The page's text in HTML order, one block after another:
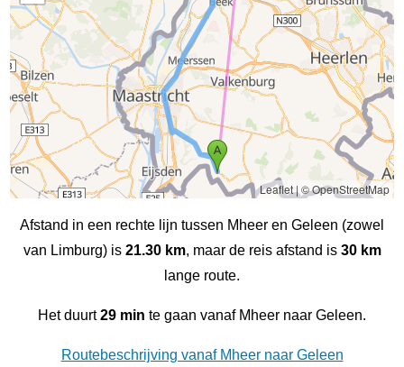
Leaflet|© OpenStreetMap
Afstand in een rechte lijn tussen Mheer en Geleen (zowel
van Limburg) is 21.30 km, maar de reis afstand is 30 km
lange route.
Het duurt29 min te gaan vanaf Mheer naar Geleen.
Routebeschrijving vanaf Mheer naar Geleen